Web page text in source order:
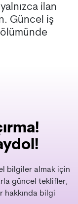
ilan
Güncel iş
bilgiler almak için
güncel teklifler,
hakkında bilgi